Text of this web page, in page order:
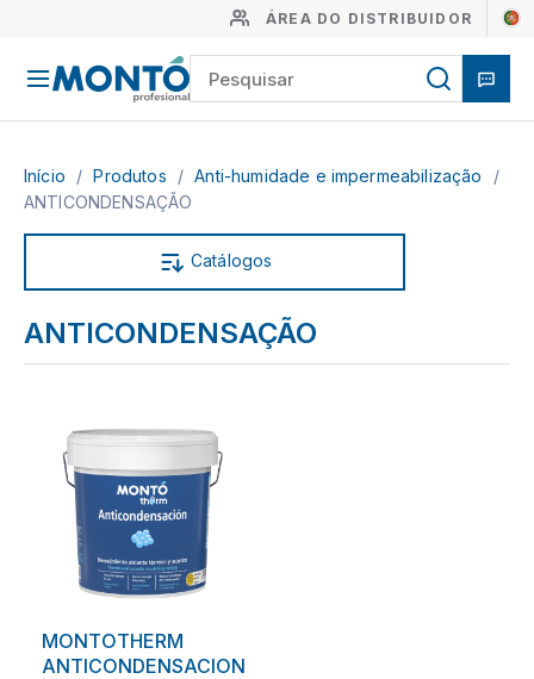
ÁREA DO DISTRIBUIDOR
Início / Produtos / Anti-humidade e impermeabilização
/
ANTICONDENSAÇÃO
Catálogos
ANTICONDENSAÇÃO
MONTOTHERM
ANTICONDENSACION